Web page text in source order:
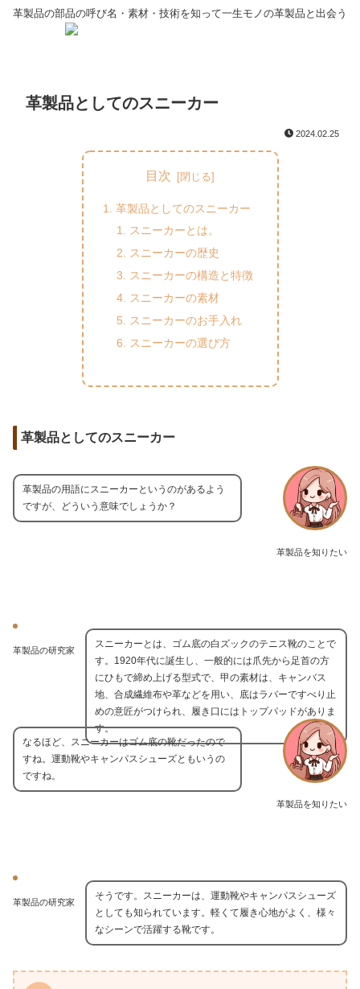
革製品の部品の呼び名・素材・技術を知って一生モノの革製品と出会う
革製品としてのスニーカー
2024.02.25
目次
革製品としてのスニーカー
スニーカーとは。
スニーカーの歴史
スニーカーの構造と特徴
スニーカーの素材
スニーカーのお手入れ
スニーカーの選び方
革製品としてのスニーカー
革製品を知りたい
革製品の用語にスニーカーというのがあるよう
ですが、どういう意味でしょうか？
革製品の研究家
スニーカーとは、ゴム底の白ズックのテニス靴のことで
す。1920年代に誕生し、一般的には爪先から足首の方
にひもで締め上げる型式で、甲の素材は、キャンバス
地、合成繊維布や革などを用い、底はラバーですべり止
めの意匠がつけられ、履き口にはトップパッドがありま
す。
革製品を知りたい
なるほど、スニーカーはゴム底の靴だったので
すね。運動靴やキャンパスシューズともいうの
ですね。
革製品の研究家
そうです。スニーカーは、運動靴やキャンパスシューズ
としても知られています。軽くて履き心地がよく、様々
なシーンで活躍する靴です。